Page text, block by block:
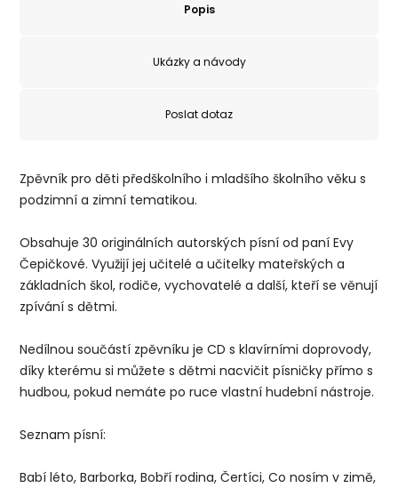
Popis
Ukázky a návody
Poslat dotaz
Zpěvník pro děti předškolního i mladšího školního věku s
podzimní a zimní tematikou.
Obsahuje 30 originálních autorských písní od paní Evy
Čepičkové. Využijí jej učitelé a učitelky mateřských a
základních škol, rodiče, vychovatelé a další, kteří se věnují
zpívání s dětmi.
Nedílnou součástí zpěvníku je CD s klavírními doprovody,
díky kterému si můžete s dětmi nacvičit písničky přímo s
hudbou, pokud nemáte po ruce vlastní hudební nástroje.
Seznam písní:
Babí léto, Barborka, Bobří rodina, Čertíci, Co nosím v zimě,